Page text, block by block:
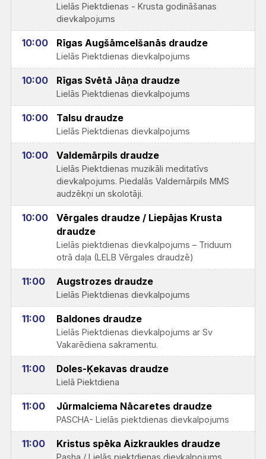
Lielās Piektdienas - Krusta godināšanas
dievkalpojums
10:00 Rīgas Augšāmcelšanās draudze
Lielās Piektdienas dievkalpojums
10:00 Rīgas Svētā Jāņa draudze
Lielās Piektdienas dievkalpojums
10:00 Talsu draudze
Lielās Piektdienas dievkalpojums
10:00 Valdemārpils draudze
Lielās Piektdienas muzikāli meditatīvs
dievkalpojums. Piedalās Valdemārpils MMS
audzēkņi un skolotāji.
10:00
Vērgales draudze / Liepājas Krusta
draudze
Lielās piektdienas dievkalpojums – Triduum
otrā daļa (LELB Vērgales draudzē)
11:00 Augstrozes draudze
Lielās Piektdienas dievkalpojums
11:00 Baldones draudze
Lielās Piektdienas dievkalpojums ar Sv
Vakarēdiena sakramentu.
11:00 Doles-Ķekavas draudze
Lielā Piektdiena
11:00 Jūrmalciema Nācaretes draudze
PASCHA- Lielās piektdienas dievkalpojums
11:00 Kristus spēka Aizkraukles draudze
Pasha / Lielās piektdienas dievkalpojums